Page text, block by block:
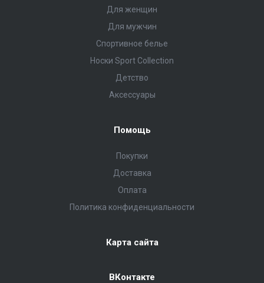
Для женщин
Для мужчин
Спортивное белье
Носки Sport Collection
Детство
Аксессуары
Помощь
Покупки
Доставка
Оплата
Политика конфиденциальности
Карта сайта
ВКонтакте